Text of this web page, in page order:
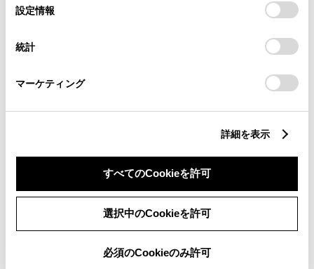
デバイスにすべてのCookie(クッキー)が保存されることに同
意したことになります。Cookie(クッキー)のオプトアウト、
設定の変更、同意を撤回したりするにあたっては、当社の
「Cookie（クッキー）情報の取り扱いについて
」をご覧くだ
設定情報
統計
マーケティング
詳細を表示
すべてのCookieを許可
選択中のCookieを許可
必須のCookieのみ許可